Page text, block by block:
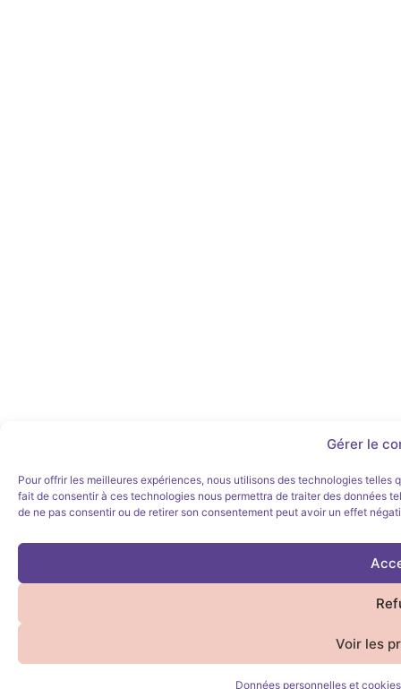
Gérer le
Pour offrir les meilleures expériences, nous utilisons des technologies
fait de consentir à ces technologies nous permettra de traiter des données
de ne pas consentir ou de retirer son consentement peut avoir un effet
Voir les
Données personnelles et cookies